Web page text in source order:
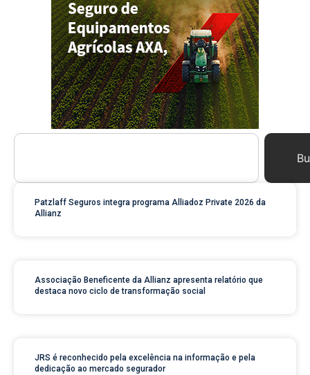
Patzlaff Seguros integra programa Alliadoz Private 2026 da
Allianz
Associação Beneficente da Allianz apresenta relatório que
destaca novo ciclo de transformação social
JRS é reconhecido pela excelência na informação e pela
dedicação ao mercado segurador